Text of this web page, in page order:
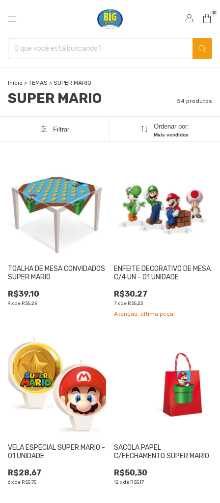
0
Início > TEMAS > SUPER MARIO
SUPER MARIO 54 produtos
Filtrar Ordenar por:
Mais vendidos
TOALHA DE MESA CONVIDADOS
SUPER MARIO
R$39,10
9xde R$5,28
ENFEITE DECORATIVO DE MESA
C/4 UN - 01 UNIDADE
R$30,27
7xde R$5,23
Atenção, última peça!
VELA ESPECIAL SUPER MARIO -
01 UNIDADE
R$28,67
6xde R$5,75
SACOLA PAPEL
C/FECHAMENTO SUPER MARIO
R$50,30
12xde R$5,17